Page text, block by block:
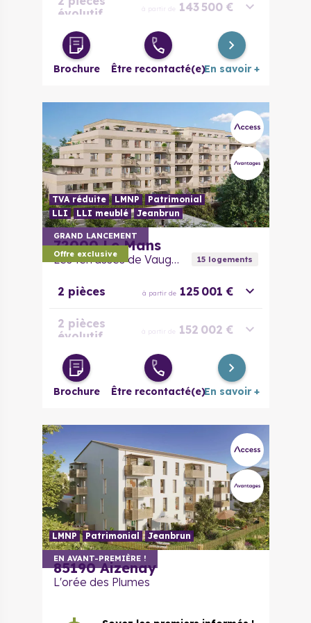
évolutif
à partir de 143 500 €
3 pièces à partir de 165 500 €
évolutif
Brochure Être recontacté(e)En savoir +
GRAND LANCEMENT
Offre exclusive
TVA réduite LMNP
Patrimonial
LLI
LLI meublé Jeanbrun
72000 Le Mans
Les terrasses de Vaugauthier 15logements
2 pièces à partir de 125 001 €
2 pièces
évolutif
à partir de 152 002 €
3 pièces à partir de 173 001 €
Brochure Être recontacté(e)En savoir +
EN AVANT-PREMIÈRE !
LMNP Patrimonial Jeanbrun
85190 Aizenay
L'orée des Plumes